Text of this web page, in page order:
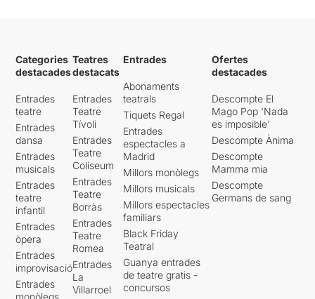
Categories
destacades
Entrades
teatre
Entrades
dansa
Entrades
musicals
Entrades
teatre
infantil
Entrades
òpera
Entrades
improvisació
Entrades
monòlegs
Teatres
destacats
Entrades
Teatre
Tívoli
Entrades
Teatre
Coliseum
Entrades
Teatre
Borràs
Entrades
Teatre
Romea
Entrades
La
Villarroel
Entrades
Abonaments
teatrals
Tiquets Regal
Entrades
espectacles a
Madrid
Millors monòlegs
Millors musicals
Millors espectacles
familiars
Black Friday
Teatral
Guanya entrades
de teatre gratis -
concursos
Ofertes
destacades
Descompte El
Mago Pop 'Nada
es imposible'
Descompte Ànima
Descompte
Mamma mia
Descompte
Germans de sang